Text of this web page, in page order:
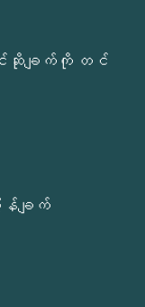
င်းဆိုချက်ကို တင်
န်ချက်